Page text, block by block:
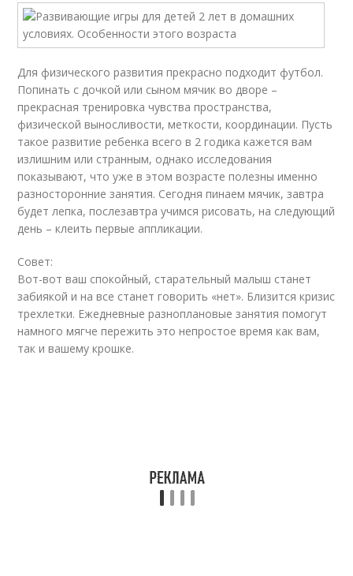
Для физического развития прекрасно подходит футбол.
Попинать с дочкой или сыном мячик во дворе –
прекрасная тренировка чувства пространства,
физической выносливости, меткости, координации. Пусть
такое развитие ребенка всего в 2 годика кажется вам
излишним или странным, однако исследования
показывают, что уже в этом возрасте полезны именно
разносторонние занятия. Сегодня пинаем мячик, завтра
будет лепка, послезавтра учимся рисовать, на следующий
день – клеить первые аппликации.
Совет:
Вот-вот ваш спокойный, старательный малыш станет
забиякой и на все станет говорить «нет». Близится кризис
трехлетки. Ежедневные разноплановые занятия помогут
намного мягче пережить это непростое время как вам,
так и вашему крошке.